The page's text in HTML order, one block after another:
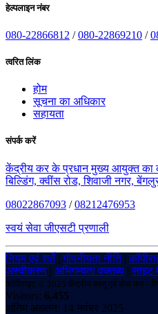
हेल्पलाइन नंबर
080-22866812 /080-22869210 /
त्वरित लिंक
होम
सूचना का अधिकार
सहायता
संपर्क करें
केंद्रीय कर के प्रधान मुख्य आयुक्त का
बिल्डिंग, क्वींस रोड, शिवाजी नगर,
08022867093 /08212476953
स्वयं सेवा जीएसटी प्रणाली
नियम एवं शर्तें|गोपनीयता नीति|
अस्वीकरण | अभिगम्यता वक्तव्य |साइट
कॉपीराइट © 2025 केंद्रीय वस्तु एवं सेवा कर -
Visitors: 6,455
अंतिम अद्यतन: 14 नवंबर 2025